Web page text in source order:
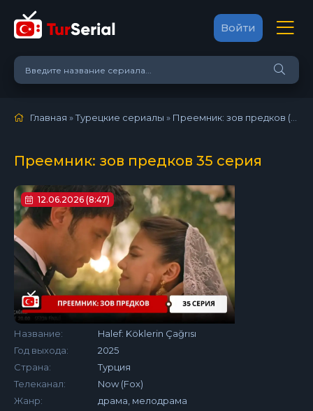
Войти
Главная »Турецкие сериалы » Преемник: зов предков (2025)
Преемник: зов предков 35 серия
12.06.2026 (8:47)
Название:
Halef: Köklerin Çağrısı
Год выхода:
2025
Страна:
Турция
Телеканал:
Now (Fox)
Жанр:
драма, мелодрама